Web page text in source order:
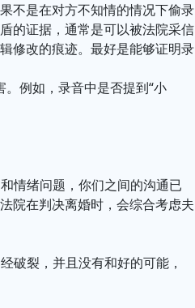
不是在对方不知情的情况下偷录
的证据，通常是可以被法院采信
修改的痕迹。最好是能够证明录
。例如，录音中是否提到“小
情绪问题，你们之间的沟通已
院在判决离婚时，会综合考虑夫
破裂，并且没有和好的可能，